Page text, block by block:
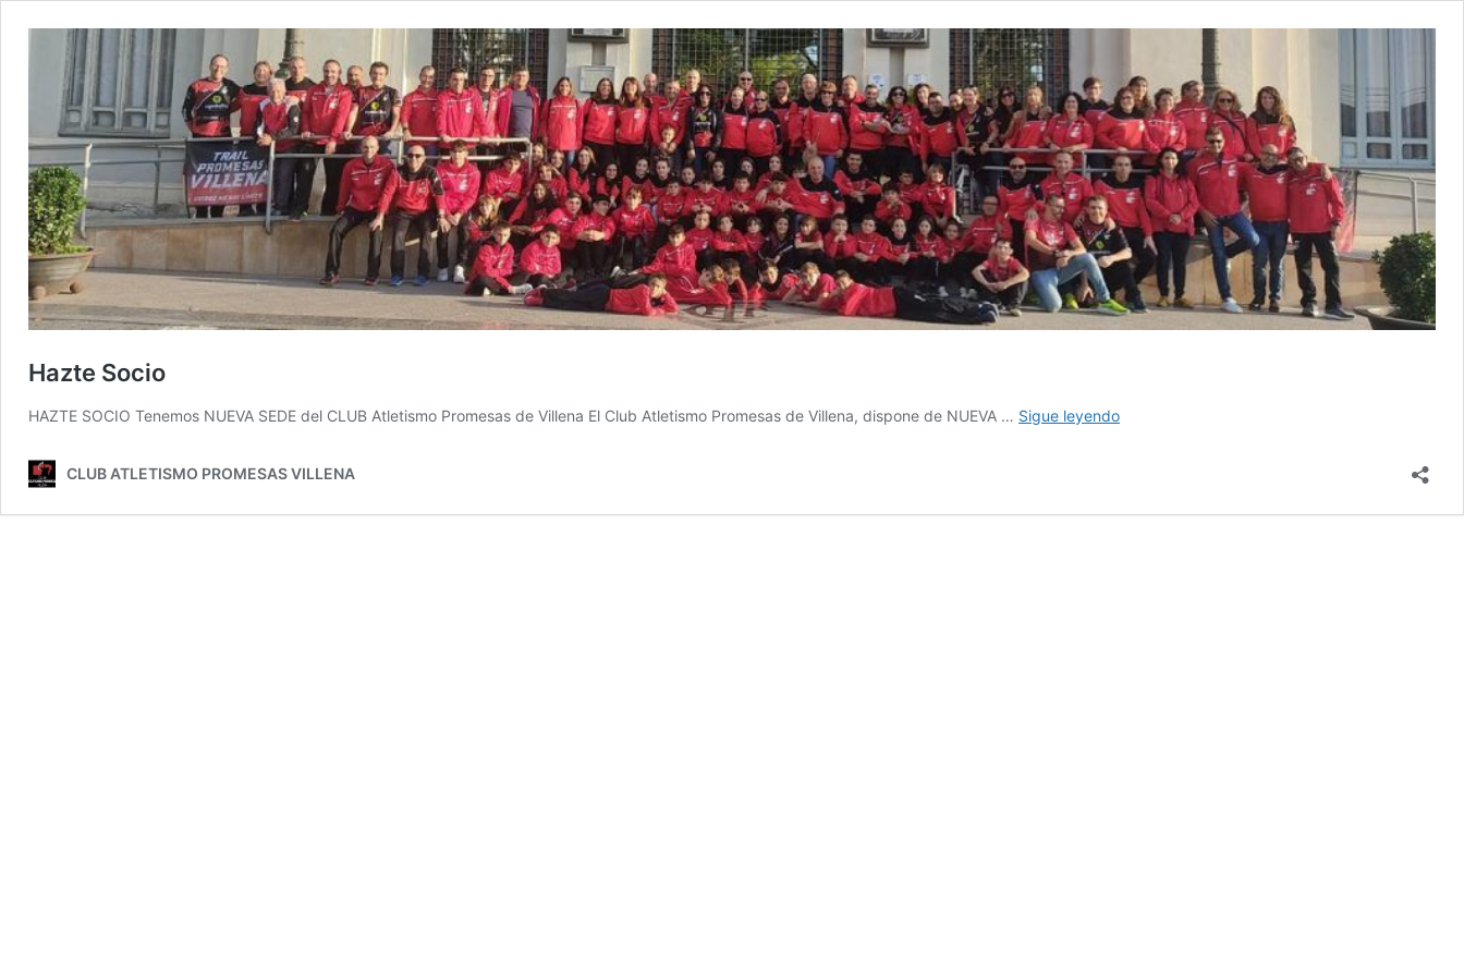
Hazte Socio
HAZTE SOCIO Tenemos NUEVA SEDE del CLUB Atletismo Promesas de Villena El Club Atletismo Promesas de Villena, dispone de NUEVA … Sigue leyendoHazte
CLUB ATLETISMO PROMESAS VILLENA